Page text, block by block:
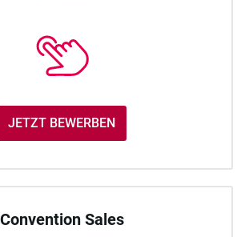
JETZT BEWERBEN
Convention Sales